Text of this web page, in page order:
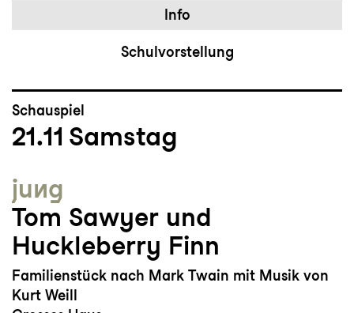
Info
Schulvorstellung
Schauspiel
21.11 Samstag
jung
Tom Sawyer und
Huckleberry Finn
Familienstück nach Mark Twain mit Musik von
Kurt Weill